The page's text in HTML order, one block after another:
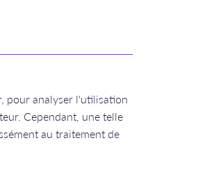
pour analyser l'utilisation
Cependant, une telle
au traitement de